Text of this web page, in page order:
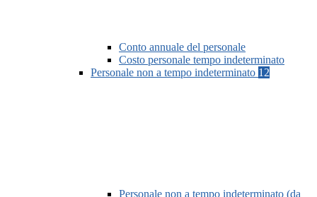
Conto annuale del personale
Costo personale tempo indeterminato
Personale non a tempo indeterminato 12
Personale non a tempo indeterminato (da